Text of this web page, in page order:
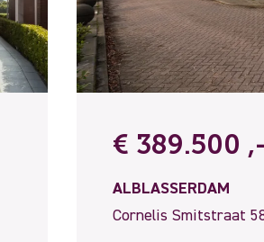
€ 389.500
ALBLASSERDAM
Cornelis Smitstraat